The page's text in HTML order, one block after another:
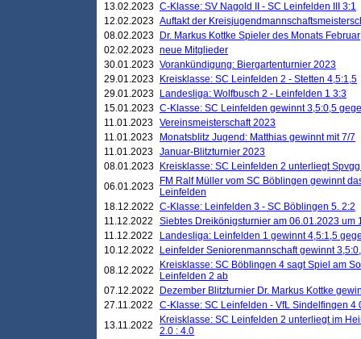
13.02.2023 C-Klasse: SV Nagold II - SC Leinfelden III 3:1
12.02.2023 Auftakt der
08.02.2023
Dr. Markus Kottke Spieler des Monats Februar
02.02.2023 neue Mitglieder
30.01.2023 Vorankündigung: Biergartenturnier 2023
29.01.2023
Kreisklasse: SC Leinfelden 2 - Stetten 4,5:1,5
29.01.2023
Landesliga: Wolfbusch 2 - Leinfelden 1 3:3
15.01.2023 C-Klasse: SC Leinfelden gewinnt 3,5:0,5
11.01.2023 Vereinsmeisterschaft 2023
11.01.2023
Monatsblitz Jugend: Matthias gewinnt mit 7/7
11.01.2023 Januar-Blitzturnier 2023
08.01.2023
Kreisklasse: SC Leinfelden 2 unterliegt
06.01.2023
FM Ralf Müller vom SC Böblingen gewinnt
Leinfelden
18.12.2022 C-Klasse: Leinfelden 3 - SC Böblingen 5. 2:2
11.12.2022
Siebtes Dreikönigsturnier am 06.01.2023 um
11.12.2022
Landesliga: Leinfelden 1 gewinnt 4,5:1,5
10.12.2022
Leinfelder Seniorenmannschaft gewinnt
08.12.2022
Kreisklasse: SC Böblingen 4 sagt Spiel am
Leinfelden 2 ab
07.12.2022
Dezember Blitzturnier Dr. Markus Kottke
27.11.2022
C-Klasse: SC Leinfelden - VfL Sindelfingen 4
13.11.2022
Kreisklasse: SC Leinfelden 2 unterliegt im
2.0 : 4.0